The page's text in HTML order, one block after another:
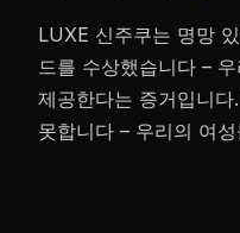
LUXE 신주쿠는 명망
드를 수상했습니다 –
제공한다는 증거입니
못합니다 – 우리의 여